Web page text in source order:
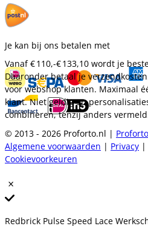
Je kan bij ons betalen met
Vanaf€ 110,-€ 133,10 wordt je
Daaronder betaal je
voor webshop klanten. Maximaal
klant. Niet geldig op
combineren, tenzij anders
© 2013 - 2026 Proforto.nl |
Algemene voorwaarden | Privacy |
Cookievoorkeuren
Redbrick Pulse Speed Lace